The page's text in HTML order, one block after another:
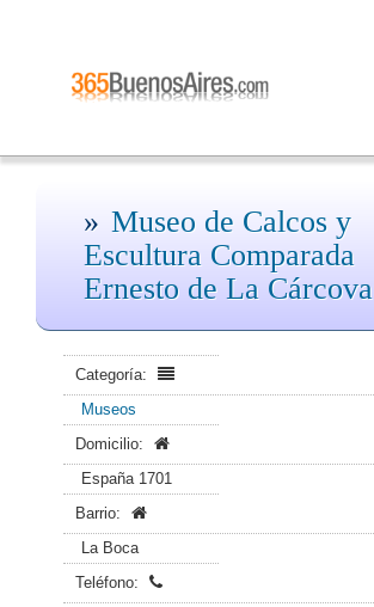
Museo de Calcos y
Escultura Comparada
Ernesto de La Cárcova
Categoría:
Museos
Domicilio:
España 1701
Barrio:
La Boca
Teléfono: